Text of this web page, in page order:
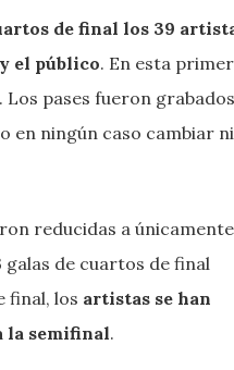
de final los 39
el público. En esta
pases fueron
en ningún caso cambiar
reducidas a
de cuartos de final
final, los artistas se han
la semifinal.